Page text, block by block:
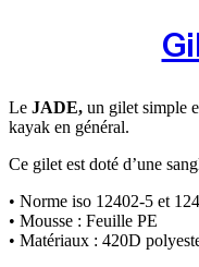
Le JADE, un gilet simple
kayak en général.
Ce gilet est doté d’une
• Norme iso 12402-5 et
• Mousse : Feuille PE
• Matériaux : 420D